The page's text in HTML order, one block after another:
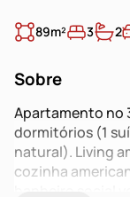
89m² 3 2
Sobre
Apartamento no
dormitórios (1
natural). Living
cozinha